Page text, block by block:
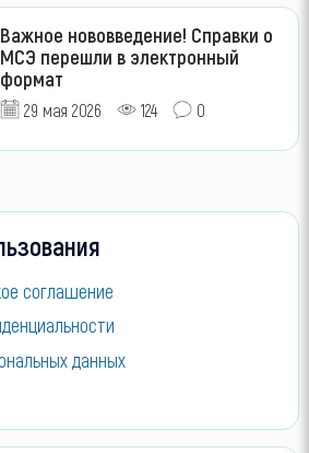
Важное нововведение! Справки о
МСЭ перешли в электронный
формат
29 мая 2026 124 0
соглашение
данных